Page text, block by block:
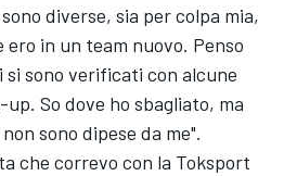
diverse, sia per colpa mia,
in un team nuovo. Penso
si sono verificati con alcune
So dove ho sbagliato, ma
sono dipese da me".
che correvo con la Toksport